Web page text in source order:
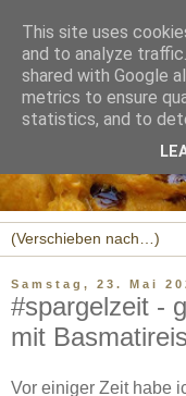
Samstag, 23. Mai
#spargelzeit -
mit Basmatireis
Vor einiger Zeit habe
This site uses
and to analyze
shared with Google
metrics to ensure
statistics, and to